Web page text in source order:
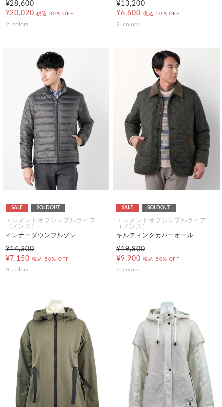
¥28,600
¥20,020 税込 30% OFF
2 colors
¥13,200
¥6,600 税込 50% OFF
2 colors
SALE SOLDOUT
エレメントオブシンプルライフ
（メンズ）
インナーダウンブルゾン
¥14,300
¥7,150 税込 50% OFF
3 colors
SALE SOLDOUT
エレメントオブシンプルライフ
（メンズ）
キルティングカバーオール
¥19,800
¥9,900 税込 50% OFF
2 colors